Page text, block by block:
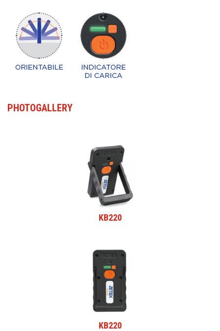
PHOTOGALLERY
KB220
KB220